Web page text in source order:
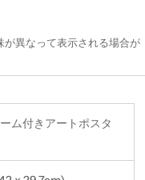
異なって表示される場合が
ム付きアートポスタ